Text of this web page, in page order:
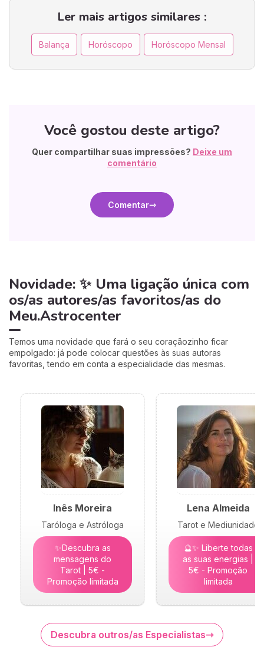
Ler mais artigos similares :
Balança Horóscopo Horóscopo Mensal
Você gostou deste artigo?
Quer compartilhar suas impressões? Deixe um
comentário
Comentar
Novidade: ✨ Uma ligação única com
os/as autores/as favoritos/as do
Meu.Astrocenter
Temos uma novidade que fará o seu coraçãozinho ficar
empolgado: já pode colocar questões às suas autoras
favoritas, tendo em conta a especialidade das mesmas.
Inês Moreira
Taróloga e Astróloga
✨Descubra as
mensagens do
Tarot | 5€ -
Promoção limitada
Lena Almeida
Tarot e Mediunidade
🔮✨ Liberte todas
as suas energias |
5€ - Promoção
limitada
Descubra outros/as Especialistas